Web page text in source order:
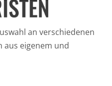
an verschiedenen
eigenem und